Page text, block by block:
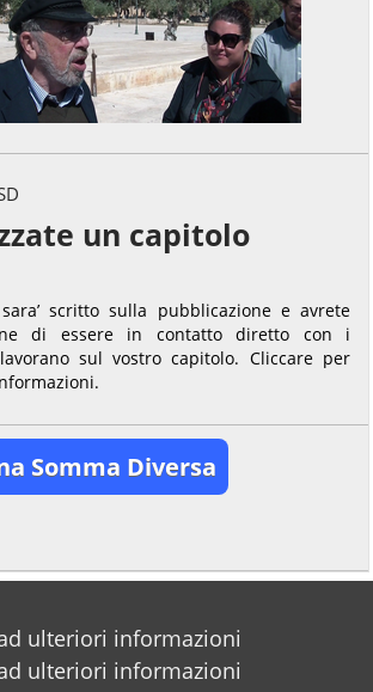
un capitolo
scritto sulla pubblicazione e avrete
di essere in contatto diretto con i
sul vostro capitolo. Cliccare per
Somma Diversa
ulteriori informazioni
ulteriori informazioni